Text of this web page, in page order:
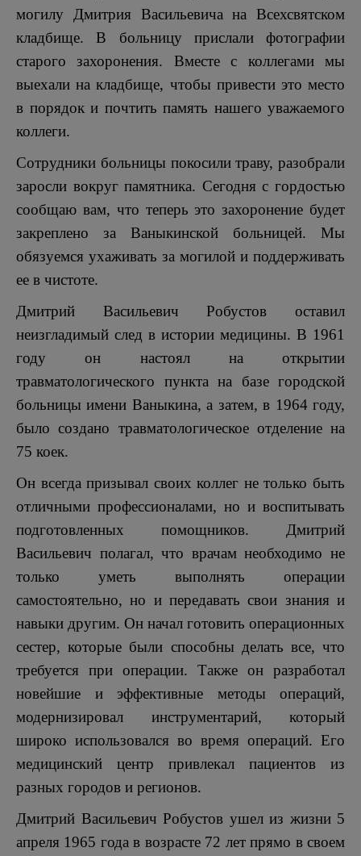
могилу Дмитрия Васильевича на Всехсвятском
кладбище. В больницу прислали фотографии
старого захоронения. Вместе с коллегами мы
выехали на кладбище, чтобы привести это место
в порядок и почтить память нашего уважаемого
коллеги.
Сотрудники больницы покосили траву, разобрали
заросли вокруг памятника. Сегодня с гордостью
сообщаю вам, что теперь это захоронение будет
закреплено за Ваныкинской больницей. Мы
обязуемся ухаживать за могилой и поддерживать
ее в чистоте.
Дмитрий Васильевич Робустов оставил
неизгладимый след в истории медицины. В 1961
году он настоял на открытии
травматологического пункта на базе городской
больницы имени Ваныкина, а затем, в 1964 году,
было создано травматологическое отделение на
75 коек.
Он всегда призывал своих коллег не только быть
отличными профессионалами, но и воспитывать
подготовленных помощников. Дмитрий
Васильевич полагал, что врачам необходимо не
только уметь выполнять операции
самостоятельно, но и передавать свои знания и
навыки другим. Он начал готовить операционных
сестер, которые были способны делать все, что
требуется при операции. Также он разработал
новейшие и эффективные методы операций,
модернизировал инструментарий, который
широко использовался во время операций. Его
медицинский центр привлекал пациентов из
разных городов и регионов.
Дмитрий Васильевич Робустов ушел из жизни 5
апреля 1965 года в возрасте 72 лет прямо в своем